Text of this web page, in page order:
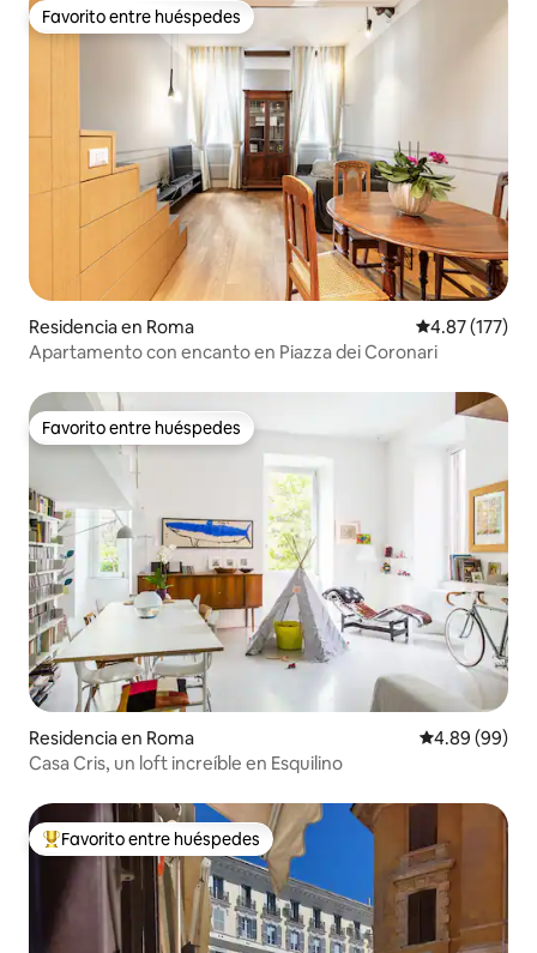
Favorito entre huéspedes
Favorito entre huéspedes
Residencia en Roma Calificación
4.87 (177)
Apartamento con encanto en Piazza dei Coronari
Favorito entre huéspedes
Favorito entre huéspedes
Residencia en Roma Calificación
4.89 (99)
Casa Cris, un loft increíble en Esquilino
De los mejores en Favorito entre huéspedes
Favorito entre huéspedes